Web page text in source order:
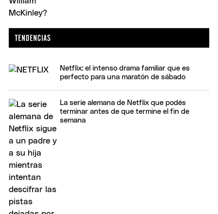
Netflix: el intenso drama familiar que es
perfecto para una maratón de sábado
La serie alemana de Netflix que podés
terminar antes de que termine el fin de
semana